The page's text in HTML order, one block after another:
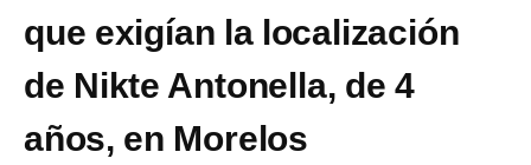
que exigían la localización
de Nikte Antonella, de 4
años, en Morelos